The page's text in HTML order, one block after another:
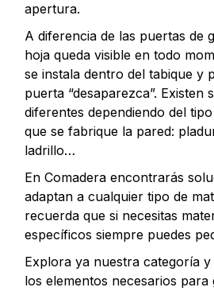
apertura.
A diferencia de las puertas de
hoja queda visible en todo
se instala dentro del tabique y
puerta “desaparezca”. Existen
diferentes dependiendo del
que se fabrique la pared:
ladrillo…
En Comadera encontrarás
adaptan a cualquier tipo de
recuerda que si necesitas
específicos siempre puedes
Explora ya nuestra categoría
los elementos necesarios